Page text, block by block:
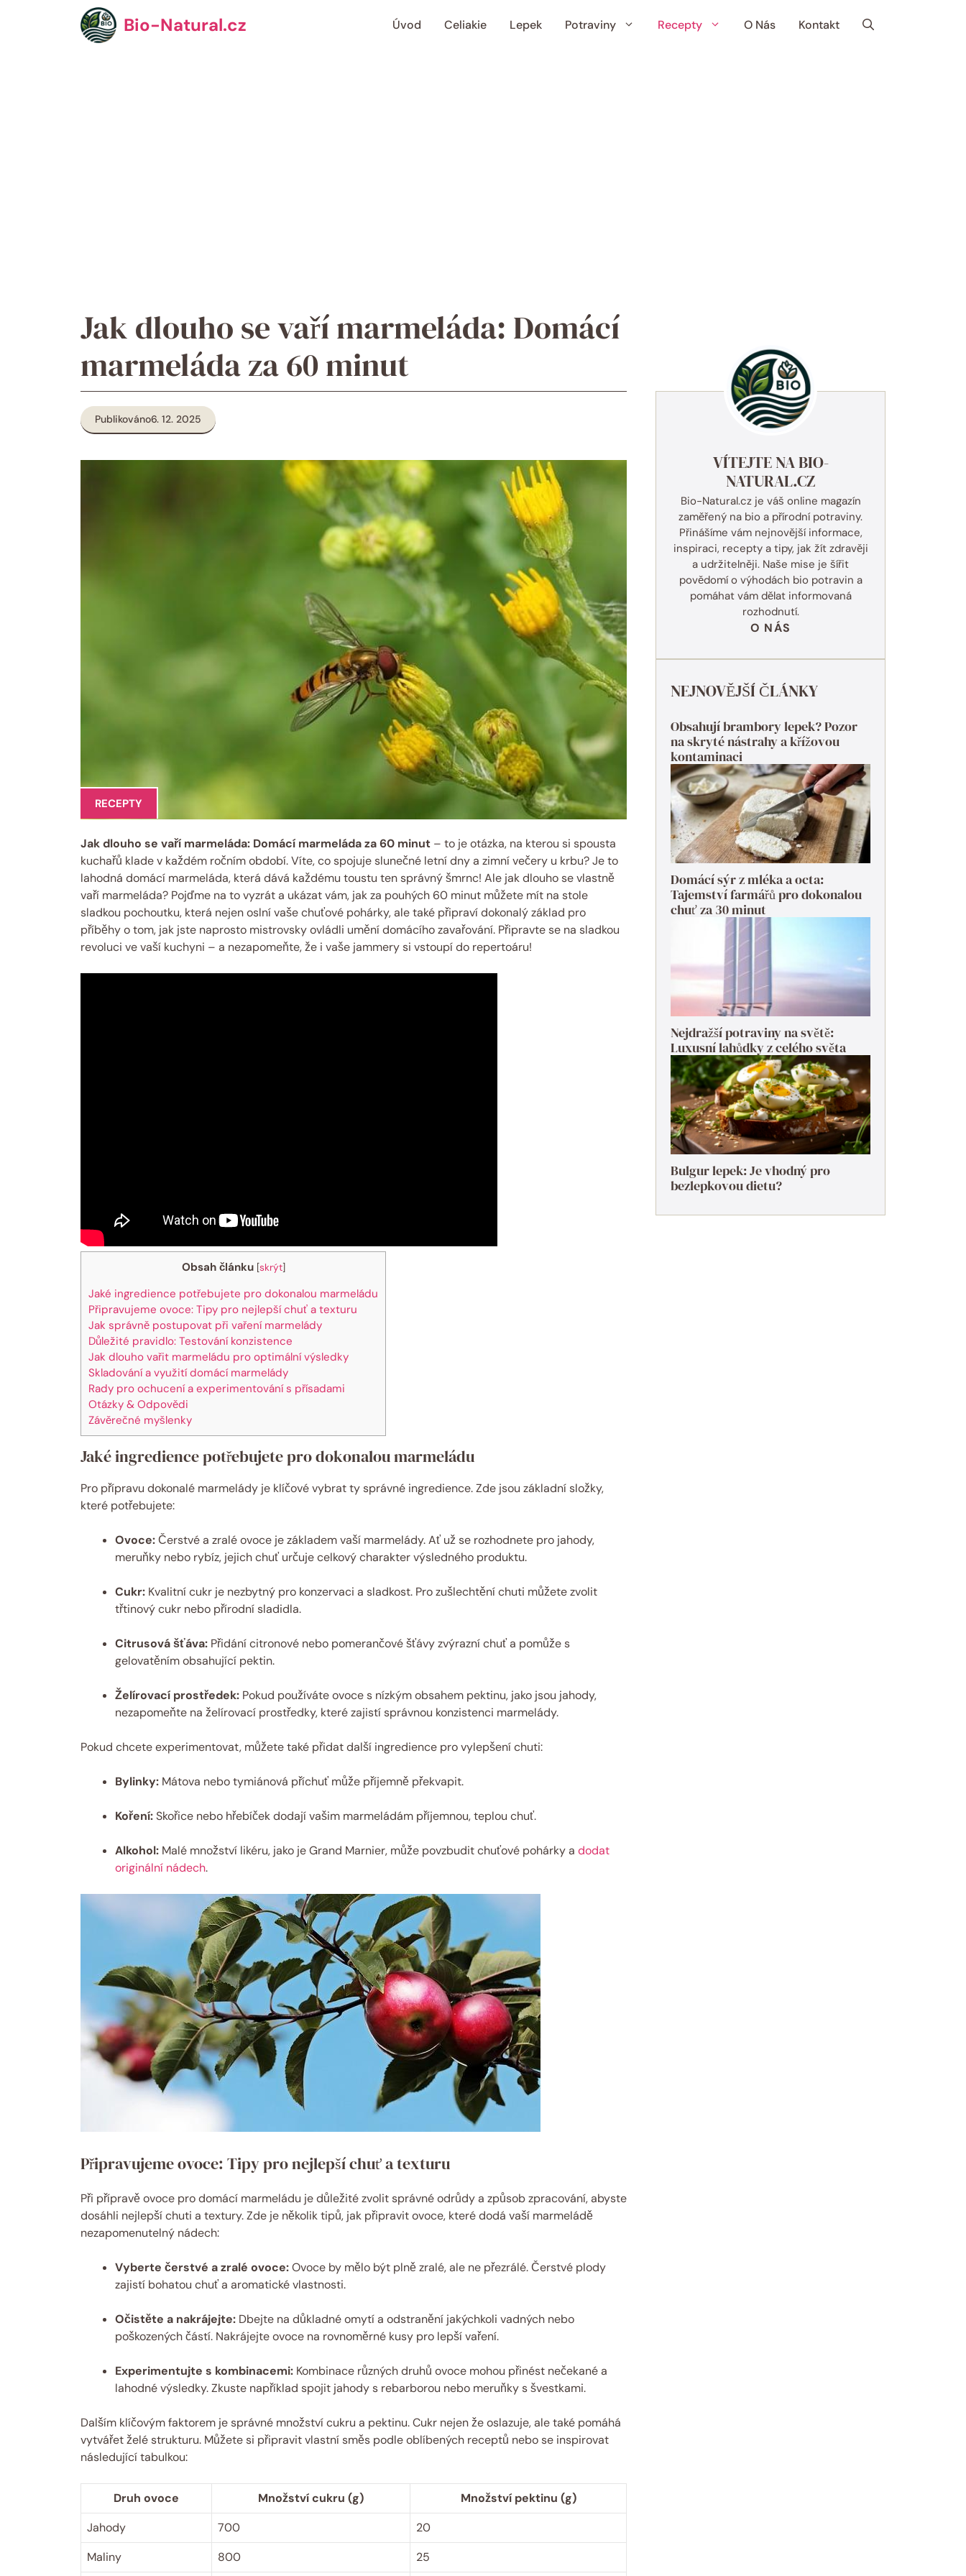
Bio-Natural.cz Úvod Celiakie Lepek Potraviny Recepty O Nás Kontakt
Jak dlouho se vaří marmeláda: Domácí
marmeláda za 60 minut
Publikováno6. 12. 2025
RECEPTY
Jak dlouho se vaří marmeláda: Domácí marmeláda za 60 minut – to je otázka, na kterou si spousta
kuchařů klade v každém ročním období. Víte, co spojuje slunečné letní dny a zimní večery u krbu? Je to
lahodná domácí marmeláda, která dává každému toustu ten správný šmrnc! Ale jak dlouho se vlastně
vaří marmeláda? Pojďme na to vyzrát a ukázat vám, jak za pouhých 60 minut můžete mít na stole
sladkou pochoutku, která nejen oslní vaše chuťové pohárky, ale také připraví dokonalý základ pro
příběhy o tom, jak jste naprosto mistrovsky ovládli umění domácího zavařování. Připravte se na sladkou
revoluci ve vaší kuchyni – a nezapomeňte, že i vaše jammery si vstoupí do repertoáru!
Obsah článku [skrýt]
Jaké ingredience potřebujete pro dokonalou marmeládu
Připravujeme ovoce: Tipy pro nejlepší chuť a texturu
Jak správně postupovat při vaření marmelády
Důležité pravidlo: Testování konzistence
Jak dlouho vařit marmeládu pro optimální výsledky
Skladování a využití domácí marmelády
Rady pro ochucení a experimentování s přísadami
Otázky & Odpovědi
Závěrečné myšlenky
Jaké ingredience potřebujete pro dokonalou marmeládu
Pro přípravu dokonalé marmelády je klíčové vybrat ty správné ingredience. Zde jsou základní složky,
které potřebujete:
Ovoce:Čerstvé a zralé ovoce je základem vaší marmelády. Ať už se rozhodnete pro jahody,
meruňky nebo rybíz, jejich chuť určuje celkový charakter výsledného produktu.
Cukr: Kvalitní cukr je nezbytný pro konzervaci a sladkost. Pro zušlechtění chuti můžete zvolit
třtinový cukr nebo přírodní sladidla.
Citrusová šťáva: Přidání citronové nebo pomerančové šťávy zvýrazní chuť a pomůže s
gelovatěním obsahující pektin.
Želírovací prostředek: Pokud používáte ovoce s nízkým obsahem pektinu, jako jsou jahody,
nezapomeňte na želírovací prostředky, které zajistí správnou konzistenci marmelády.
Pokud chcete experimentovat, můžete také přidat další ingredience pro vylepšení chuti:
Bylinky: Mátova nebo tymiánová příchuť může příjemně překvapit.
Koření:Skořice nebo hřebíček dodají vašim marmeládám příjemnou, teplou chuť.
Alkohol: Malé množství likéru, jako je Grand Marnier, může povzbudit chuťové pohárky a dodat
originální nádech.
Připravujeme ovoce: Tipy pro nejlepší chuť a texturu
Při přípravě ovoce pro domácí marmeládu je důležité zvolit správné odrůdy a způsob zpracování, abyste
dosáhli nejlepší chuti a textury. Zde je několik tipů, jak připravit ovoce, které dodá vaší marmeládě
nezapomenutelný nádech:
Vyberte čerstvé a zralé ovoce:Ovoce by mělo být plně zralé, ale ne přezrálé. Čerstvé plody
zajistí bohatou chuť a aromatické vlastnosti.
Očistěte a nakrájejte: Dbejte na důkladné omytí a odstranění jakýchkoli vadných nebo
poškozených částí. Nakrájejte ovoce na rovnoměrné kusy pro lepší vaření.
Experimentujte s kombinacemi: Kombinace různých druhů ovoce mohou přinést nečekané a
lahodné výsledky. Zkuste například spojit jahody s rebarborou nebo meruňky s švestkami.
Dalším klíčovým faktorem je správné množství cukru a pektinu. Cukr nejen že oslazuje, ale také pomáhá
vytvářet želé strukturu. Můžete si připravit vlastní směs podle oblíbených receptů nebo se inspirovat
následující tabulkou:
Druh ovoce Množství cukru (g)
Množství pektinu (g)
Jahody
700
20
Maliny
800 25
VÍTEJTE NA BIO-
NATURAL.CZ
Bio-Natural.cz je váš online magazín
zaměřený na bio a přírodní potraviny.
Přinášíme vám nejnovější informace,
inspiraci, recepty a tipy, jak žít zdravěji
a udržitelněji. Naše mise je šířit
povědomí o výhodách bio potravin a
pomáhat vám dělat informovaná
rozhodnutí.
O NÁS
NEJNOVĚJŠÍ ČLÁNKY
Obsahují brambory lepek? Pozor
na skryté nástrahy a křížovou
kontaminaci
Domácí sýr z mléka a octa:
Tajemství farmářů pro dokonalou
chuť za 30 minut
Nejdražší potraviny na světě:
Luxusní lahůdky z celého světa
Bulgur lepek: Je vhodný pro
bezlepkovou dietu?